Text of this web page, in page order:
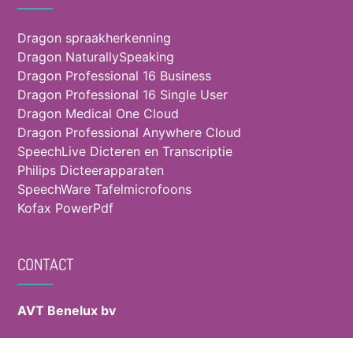
Dragon spraakherkenning
Dragon NaturallySpeaking
Dragon Professional 16 Business
Dragon Professional 16 Single User
Dragon Medical One Cloud
Dragon Professional Anywhere Cloud
SpeechLive Dicteren en Transcriptie
Philips Dicteerapparaten
SpeechWare Tafelmicrofoons
Kofax PowerPdf
CONTACT
AVT Benelux bv